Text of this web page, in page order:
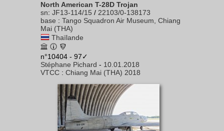
North American T-28D Trojan
sn: JF13-114/15 / 22103/0-138173
base : Tango Squadron Air Museum, Chiang
Mai (THA)
Thaïlande
n°10404 - 97✓
Stéphane Pichard - 10.01.2018
VTCC : Chiang Mai (THA) 2018